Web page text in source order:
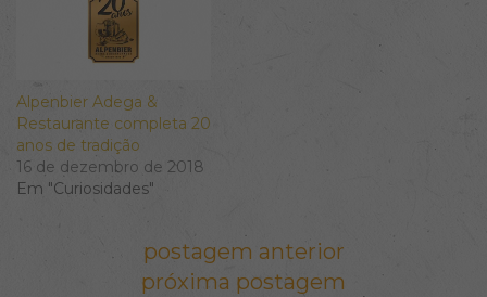
Alpenbier Adega &
Restaurante completa 20
anos de tradição
16 de dezembro de 2018
Em "Curiosidades"
Navegação de Post
postagem anterior
próxima postagem